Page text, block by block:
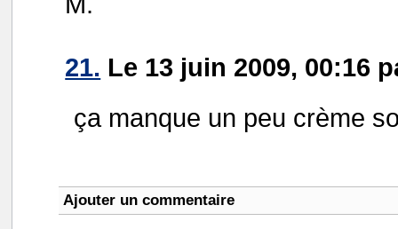
21. Le 13 juin 2009, 00:16
ça manque un peu crème
Ajouter un commentaire